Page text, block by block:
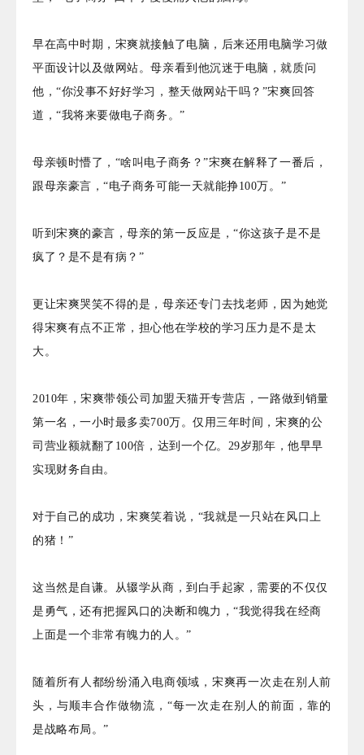
早在高中时期，宋爽就接触了电脑，后来还用电脑学习做
平面设计以及做网站。母亲看到他沉迷于电脑，就质问
他，“你没事不好好学习，整天做网站干吗？”宋爽回答
道，“我将来要做电子商务。”
母亲顿时懵了，“啥叫电子商务？”宋爽在解释了一番后，
跟母亲豪言，“电子商务可能一天就能挣100万。”
听到宋爽的豪言，母亲的第一反应是，“你这孩子是不是
疯了？是不是有病？”
更让宋爽哭笑不得的是，母亲还专门去找老师，因为她觉
得宋爽有点不正常，担心他在学校的学习压力是不是太
大。
2010年，宋爽带领公司加盟天猫开专营店，一路做到销量
第一名，一小时最多卖700万。仅用三年时间，宋爽的公
司营业额就翻了100倍，达到一个亿。29岁那年，他早早
实现财务自由。
对于自己的成功，宋爽笑着说，“我就是一只站在风口上
的猪！”
这当然是自谦。从辍学从商，到白手起家，需要的不仅仅
是勇气，还有把握风口的决断和魄力，“我觉得我在经商
上面是一个非常有魄力的人。”
随着所有人都纷纷涌入电商领域，宋爽再一次走在别人前
头，与顺丰合作做物流，“每一次走在别人的前面，靠的
是战略布局。”